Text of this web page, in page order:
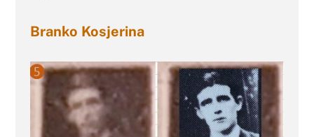
Branko Kosjerina